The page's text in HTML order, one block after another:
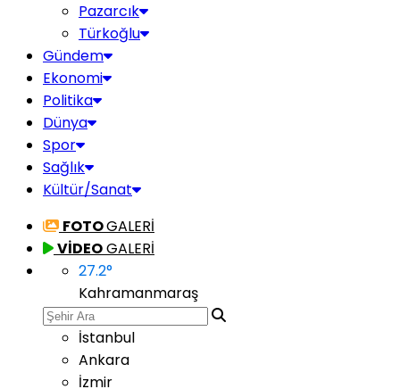
Pazarcık
Türkoğlu
Gündem
Ekonomi
Politika
Dünya
Spor
Sağlık
Kültür/Sanat
FOTOGALERİ
VİDEOGALERİ
27.2°
Kahramanmaraş
İstanbul
Ankara
İzmir